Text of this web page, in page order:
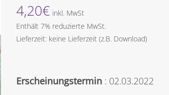
4,20€ inkl. MwSt
Enthält 7% reduzierte MwSt.
Lieferzeit: keine Lieferzeit (z.B. Download)
Erscheinungstermin : 02.03.2022